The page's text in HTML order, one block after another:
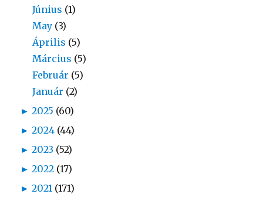
Június (1)
May (3)
Április (5)
Március (5)
Február (5)
Január (2)
► 2025 (60)
► 2024 (44)
► 2023 (52)
► 2022 (17)
► 2021 (171)